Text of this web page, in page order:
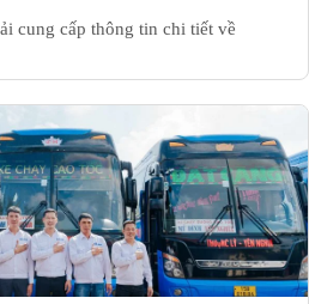
cung cấp thông tin chi tiết về